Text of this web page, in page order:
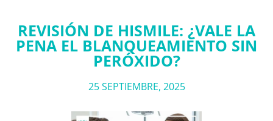
REVISIÓN DE HISMILE: ¿VALE LA
PENA EL BLANQUEAMIENTO SIN
PERÓXIDO?
25 SEPTIEMBRE, 2025